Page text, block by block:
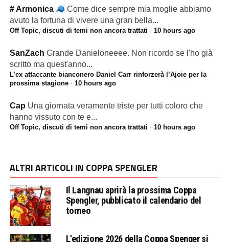
# Armonica
Come dice sempre mia moglie abbiamo
avuto la fortuna di vivere una gran bella...
Off Topic, discuti di temi non ancora trattati · 10 hours ago
SanZach Grande Danieloneeee. Non ricordo se l'ho già
scritto ma quest'anno...
L’ex attaccante bianconero Daniel Carr rinforzerà l’Ajoie per la
prossima stagione· 10 hours ago
Cap Una giornata veramente triste per tutti coloro che
hanno vissuto con te e...
Off Topic, discuti di temi non ancora trattati · 10 hours ago
ALTRI ARTICOLI IN COPPA SPENGLER
Il Langnau aprirà la prossima Coppa
Spengler, pubblicato il calendario del
torneo
L’edizione 2026 della Coppa Spenger si